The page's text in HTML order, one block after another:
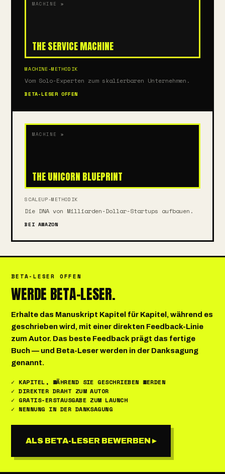
MACHINE »
THE SERVICE MACHINE
MACHINE-METHODIK
Vom Solo-Experten zum skalierbaren Unternehmen.
BETA-LESER OFFEN
MACHINE »
THE UNICORN BLUEPRINT
SCALEUP-METHODIK
Die DNA von Milliarden-Dollar-Startups aufbauen.
BEI AMAZON
BETA-LESER OFFEN
WERDE BETA-LESER.
Erhalte das Manuskript Kapitel für Kapitel, während es
geschrieben wird, mit einer direkten Feedback-Linie
zum Autor. Das beste Feedback prägt das fertige
Buch — und Beta-Leser werden in der Danksagung
genannt.
✓ KAPITEL, WÄHREND SIE GESCHRIEBEN WERDEN
✓ DIREKTER DRAHT ZUM AUTOR
✓ GRATIS-ERSTAUSGABE ZUM LAUNCH
✓ NENNUNG IN DER DANKSAGUNG
ALS BETA-LESER BEWERBEN ▸